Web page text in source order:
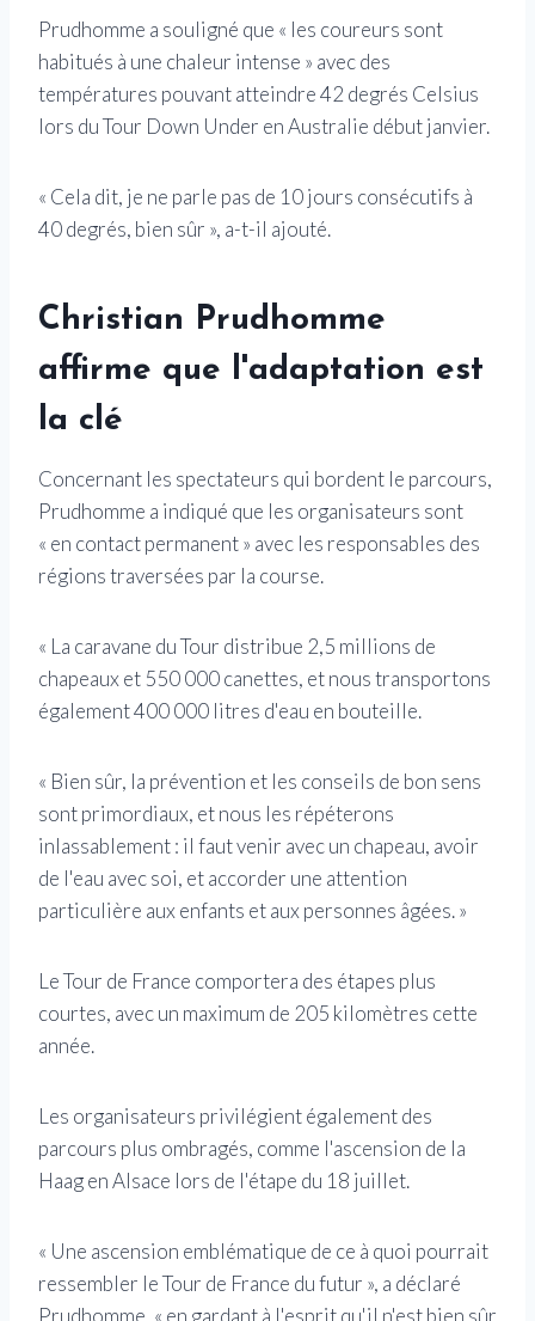
Prudhomme a souligné que « les coureurs sont
habitués à une chaleur intense » avec des
températures pouvant atteindre 42 degrés Celsius
lors du Tour Down Under en Australie début janvier.
« Cela dit, je ne parle pas de 10 jours consécutifs à
40 degrés, bien sûr », a-t-il ajouté.
Christian Prudhomme
affirme que l'adaptation est
la clé
Concernant les spectateurs qui bordent le parcours,
Prudhomme a indiqué que les organisateurs sont
« en contact permanent » avec les responsables des
régions traversées par la course.
« La caravane du Tour distribue 2,5 millions de
chapeaux et 550 000 canettes, et nous transportons
également 400 000 litres d'eau en bouteille.
« Bien sûr, la prévention et les conseils de bon sens
sont primordiaux, et nous les répéterons
inlassablement : il faut venir avec un chapeau, avoir
de l'eau avec soi, et accorder une attention
particulière aux enfants et aux personnes âgées. »
Le Tour de France comportera des étapes plus
courtes, avec un maximum de 205 kilomètres cette
année.
Les organisateurs privilégient également des
parcours plus ombragés, comme l'ascension de la
Haag en Alsace lors de l'étape du 18 juillet.
« Une ascension emblématique de ce à quoi pourrait
ressembler le Tour de France du futur », a déclaré
Prudhomme, « en gardant à l'esprit qu'il n'est bien sûr